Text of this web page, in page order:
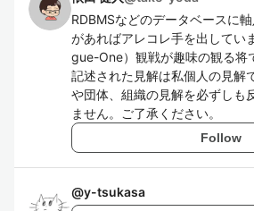
RDBMSなどのデータベースに
があればアレコレ手を出してい
gue-One）観戦が趣味の観る将
記述された見解は私個人の見解
や団体、組織の見解を必ずしも
ません。ご了承ください。
Follow
@y-tsukasa